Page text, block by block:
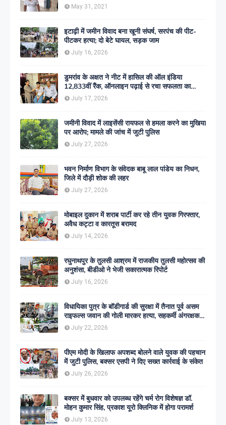
May 31, 2021
इटाढ़ी में जमीन विवाद बना खूनी संघर्ष, सरपंच की पीट-
पीटकर हत्या; दो बेटे घायल, सड़क जाम
July 16, 2026
डुमरांव के अक्षत ने नीट में हासिल की ऑल इंडिया
12,833वीं रैंक, ऑनलाइन पढ़ाई से रचा सफलता का
इतिहास
July 17, 2026
जमीनी विवाद में लाइसेंसी रायफल से हमला करने का मुखिया
पर आरोप; मामले की जांच में जुटी पुलिस
July 27, 2026
भवन निर्माण विभाग के संवेदक बाबू लाल पांडेय का निधन,
जिले में दौड़ी शोक की लहर
July 27, 2026
मोबाइल दुकान में शराब पार्टी कर रहे तीन युवक गिरफ्तार,
अवैध कट्टा व कारतूस बरामद
July 14, 2026
रघुनाथपुर के तुलसी आश्रम में राजकीय तुलसी महोत्सव की
अनुशंसा, बीडीओ ने भेजी सकारात्मक रिपोर्ट
July 16, 2026
विधायिका पुत्र के बॉडीगार्ड की सुरक्षा में तैनात पूर्व असम
राइफल्स जवान की गोली मारकर हत्या, सहकर्मी अंगरक्षक
गिरफ्तार
July 22, 2026
पीएम मोदी के खिलाफ अपशब्द बोलने वाले युवक की पहचान
में जुटी पुलिस, बक्सर एसपी ने दिए सख्त कार्रवाई के संकेत
July 26, 2026
बक्सर में बुधवार को उपलब्ध रहेंगे चर्म रोग विशेषज्ञ डॉ.
मोहन कुमार सिंह, प्रकाश यूरो क्लिनिक में होगा परामर्श
July 13, 2026